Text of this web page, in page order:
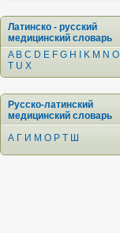
Латинско - русский
медицинский словарь
A B C D E F G H K M N O
T U X
Русско-латинский
медицинский словарь
А Г И М О Р Т Ш